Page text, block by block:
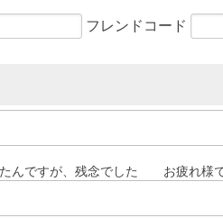
フレンドコード
んですが、残念でした お疲れ様